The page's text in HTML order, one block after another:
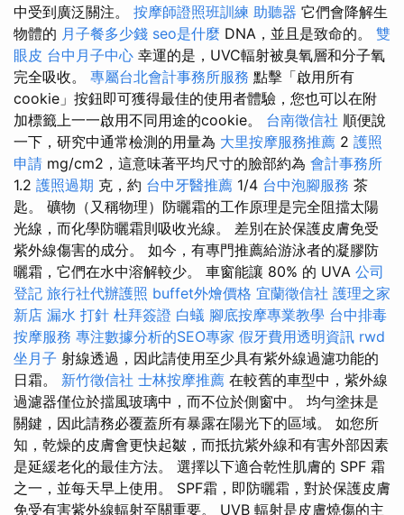
中受到廣泛關注。 按摩師證照班訓練 助聽器 它們會降解生
物體的 月子餐多少錢 seo是什麼 DNA，並且是致​​命的。 雙
眼皮 台中月子中心 幸運的是，UVC輻射被臭氧層和分子氧
完全吸收。 專屬台北會計事務所服務 點擊「啟用所有
cookie」按鈕即可獲得最佳的使用者體驗，您也可以在附
加標籤上一一啟用不同用途的cookie。 台南徵信社 順便說
一下，研究中通常檢測的用量為 大里按摩服務推薦 2 護照
申請 mg/cm2，這意味著平均尺寸的臉部約為 會計事務所
1.2 護照過期 克，約 台中牙醫推薦 1/4 台中泡腳服務 茶
匙。 礦物（又稱物理）防曬霜的工作原理是完全阻擋太陽
光線，而化學防曬霜則吸收光線。 差別在於保護皮膚免受
紫外線傷害的成分。 如今，有專門推薦給游泳者的凝膠防
曬霜，它們在水中溶解較少。 車窗能讓 80% 的 UVA 公司
登記 旅行社代辦護照 buffet外燴價格 宜蘭徵信社 護理之家
新店 漏水 打針 杜拜簽證 白蟻 腳底按摩專業教學 台中排毒
按摩服務 專注數據分析的SEO專家 假牙費用透明資訊 rwd
坐月子 射線透過，因此請使用至少具有紫外線過濾功能的
日霜。 新竹徵信社 士林按摩推薦 在較舊的車型中，紫外線
過濾器僅位於擋風玻璃中，而不位於側窗中。 均勻塗抹是
關鍵，因此請務必覆蓋所有暴露在陽光下的區域。 如您所
知，乾燥的皮膚會更快起皺，而抵抗紫外線和有害外部因素
是延緩老化的最佳方法。 選擇以下適合乾性肌膚的 SPF 霜
之一，並每天早上使用。 SPF霜，即防曬霜，對於保護皮膚
免受有害紫外線輻射至關重要。 UVB 輻射是皮膚燒傷的主